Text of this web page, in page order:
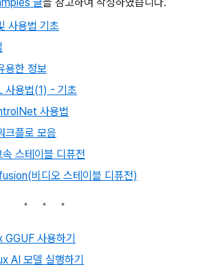
사용법 기초
용한 정보
용법(1) - 기초
사용법
플로 모음
스테이블 디퓨전
비디오 스테이블 디퓨전)
사용하기
AI 모델 실행하기